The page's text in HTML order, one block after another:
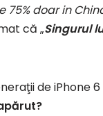
75% doar in
că „Singurul
de iPhone